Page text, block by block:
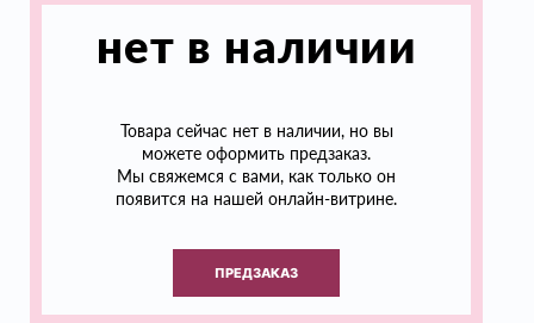
нет в наличии
Товара сейчас нет в наличии, но вы
можете оформить предзаказ.
Мы свяжемся с вами, как только он
появится на нашей онлайн-витрине.
ПРЕДЗАКАЗ